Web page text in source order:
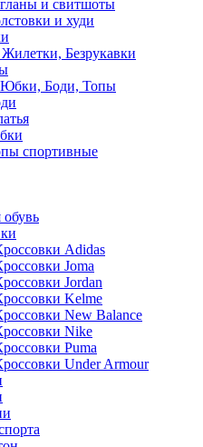
и свитшоты
и худи
Безрукавки
Юбки, Боди, Топы
спортивные
Adidas
Joma
Jordan
Kelme
New Balance
Nike
Puma
Under Armour